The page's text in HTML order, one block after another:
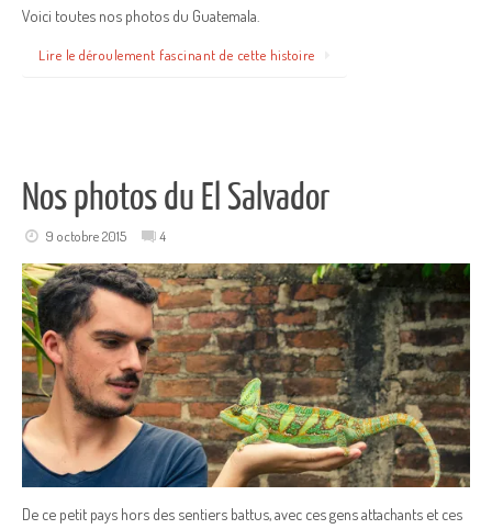
Voici toutes nos photos du Guatemala.
Lire le déroulement fascinant de cette histoire
Nos photos du El Salvador
9 octobre 2015 4
De ce petit pays hors des sentiers battus, avec ces gens attachants et ces